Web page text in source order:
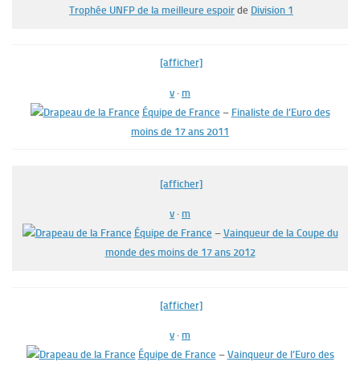
Trophée UNFP de la meilleure espoir de Division 1
[afficher]
v · m
Équipe de France – Finaliste de l’Euro des
moins de 17 ans 2011
[afficher]
v · m
Équipe de France – Vainqueur de la Coupe du
monde des moins de 17 ans 2012
[afficher]
v · m
Équipe de France – Vainqueur de l’Euro des